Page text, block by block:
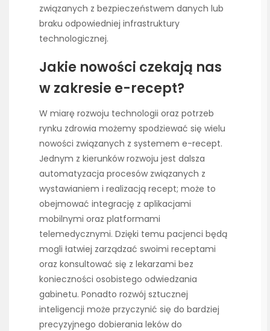
związanych z bezpieczeństwem danych lub
braku odpowiedniej infrastruktury
technologicznej.
Jakie nowości czekają nas
w zakresie e-recept?
W miarę rozwoju technologii oraz potrzeb
rynku zdrowia możemy spodziewać się wielu
nowości związanych z systemem e-recept.
Jednym z kierunków rozwoju jest dalsza
automatyzacja procesów związanych z
wystawianiem i realizacją recept; może to
obejmować integrację z aplikacjami
mobilnymi oraz platformami
telemedycznymi. Dzięki temu pacjenci będą
mogli łatwiej zarządzać swoimi receptami
oraz konsultować się z lekarzami bez
konieczności osobistego odwiedzania
gabinetu. Ponadto rozwój sztucznej
inteligencji może przyczynić się do bardziej
precyzyjnego dobierania leków do